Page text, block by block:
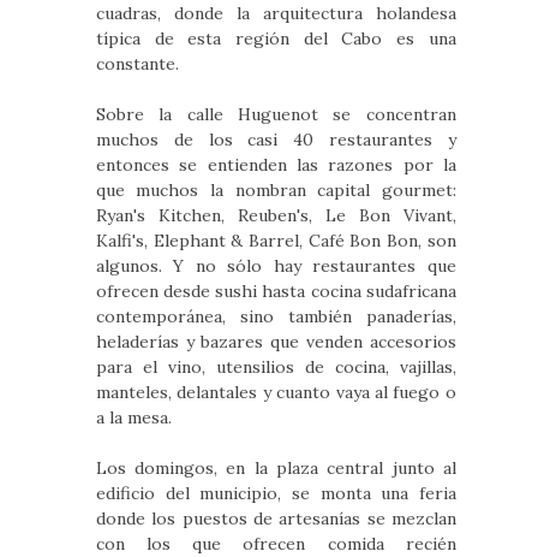
cuadras, donde la arquitectura holandesa
típica de esta región del Cabo es una
constante.
Sobre la calle Huguenot se concentran
muchos de los casi 40 restaurantes y
entonces se entienden las razones por la
que muchos la nombran capital gourmet:
Ryan's Kitchen, Reuben's, Le Bon Vivant,
Kalfi's, Elephant & Barrel, Café Bon Bon, son
algunos. Y no sólo hay restaurantes que
ofrecen desde sushi hasta cocina sudafricana
contemporánea, sino también panaderías,
heladerías y bazares que venden accesorios
para el vino, utensilios de cocina, vajillas,
manteles, delantales y cuanto vaya al fuego o
a la mesa.
Los domingos, en la plaza central junto al
edificio del municipio, se monta una feria
donde los puestos de artesanías se mezclan
con los que ofrecen comida recién